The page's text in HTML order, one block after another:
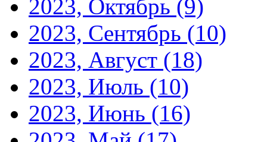
2023, Октябрь (9)
2023, Сентябрь (10)
2023, Август (18)
2023, Июль (10)
2023, Июнь (16)